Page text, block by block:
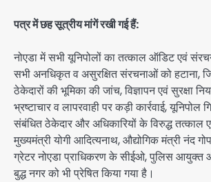
पत्र में छह सूत्रीय मांगें रखी गई हैं:
नोएडा में सभी यूनिपोलों का तत्काल ऑडिट एवं
सभी अनधिकृत व असुरक्षित संरचनाओं को हटाना,
ठेकेदारों की भूमिका की जांच, विज्ञापन एवं सुरक्षा
भ्रष्टाचार व लापरवाही पर कड़ी कार्रवाई,
संबंधित ठेकेदार और अधिकारियों के विरुद्ध
मुख्यमंत्री योगी आदित्यनाथ, औद्योगिक मंत्री नंद
ग्रेटर नोएडा प्राधिकरण के सीईओ, पुलिस आयुक्त
बुद्ध नगर को भी प्रेषित किया गया है।